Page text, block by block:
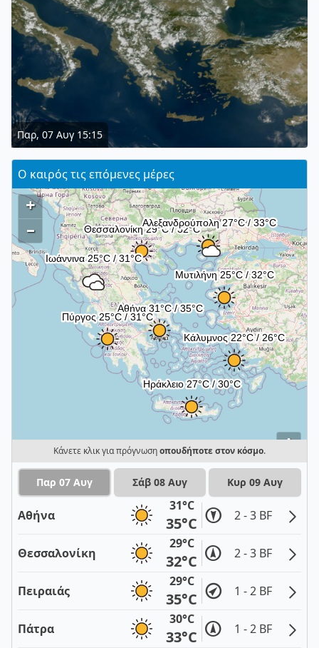
Παρ, 07 Αυγ 15:15
Ο καιρός τις επόμενες μέρες
i
+
–
Κάνετε κλικ για πρόγνωσηοπουδήποτε στον κόσμο.
Παρ 07 Αυγ Σάβ 08 Αυγ Κυρ 09 Αυγ
Αθήνα
31°C
35°C 2 - 3 BF
Θεσσαλονίκη
29°C
32°C 2 - 3 BF
Πειραιάς
29°C
35°C 1 - 2 BF
Πάτρα
30°C
33°C 1 - 2 BF